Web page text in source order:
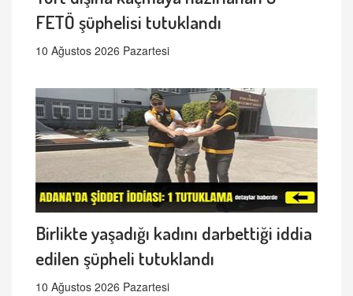
FETÖ şüphelisi tutuklandı
10 Ağustos 2026 Pazartesi
Birlikte yaşadığı kadını darbettiği iddia
edilen şüpheli tutuklandı
10 Ağustos 2026 Pazartesi